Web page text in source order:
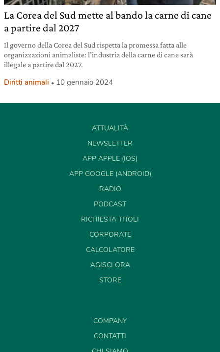
La Corea del Sud mette al bando la carne di cane
a partire dal 2027
Il governo della Corea del Sud rispetta la promessa fatta alle
organizzazioni animaliste: l’industria della carne di cane sarà
illegale a partire dal 2027.
Diritti animali 10 gennaio 2024
ATTUALITÀ
NEWSLETTER
APP APPLE (IOS)
APP GOOGLE (ANDROID)
RADIO
PODCAST
RICHIESTA TITOLI
CORPORATE
CALCOLATORE
AGISCI ORA
STORE
COMPANY
CONTATTI